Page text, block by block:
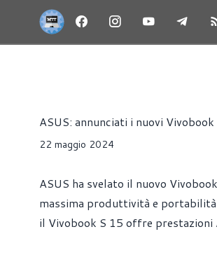
ASUS: annunciati i nuovi
22 maggio 2024
ASUS ha svelato il nuovo
massima produttività e
il Vivobook S 15 offre prestazioni